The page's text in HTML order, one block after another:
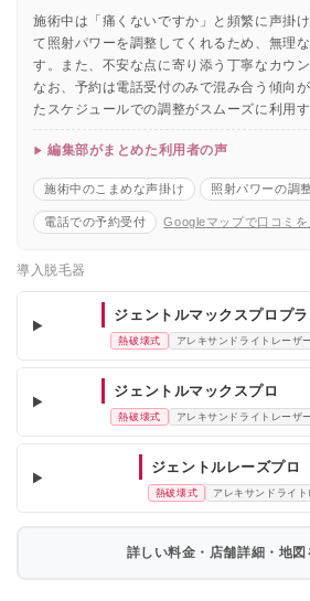
施術中は「痛くないですか」と頻繁に声掛
て照射パワーを調整してくれるため、無理
す。また、不安な点に寄り添う丁寧なカウ
なお、予約は電話受付のみで混み合う傾向
たスケジュールでの調整がスムーズに利用
編集部がまとめた利用者の声
施術中のこまめな声掛け 照射パワーの調
電話での予約受付 Googleマップで口コミを
導入脱毛器
ジェントルマックスプロプラ
熱破壊式 アレキサンドライトレーザ
ジェントルマックスプロ
熱破壊式 アレキサンドライトレーザ
ジェントルレーズプロ
熱破壊式 アレキサンドライ
詳しい料金・店舗詳細・地図